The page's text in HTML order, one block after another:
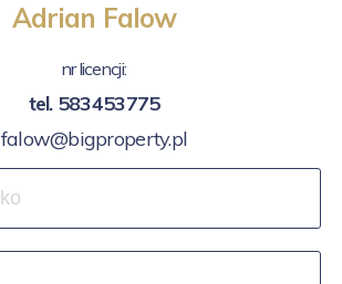
Adrian Falow
nr licencji:
tel. 583453775
falow@bigproperty.pl